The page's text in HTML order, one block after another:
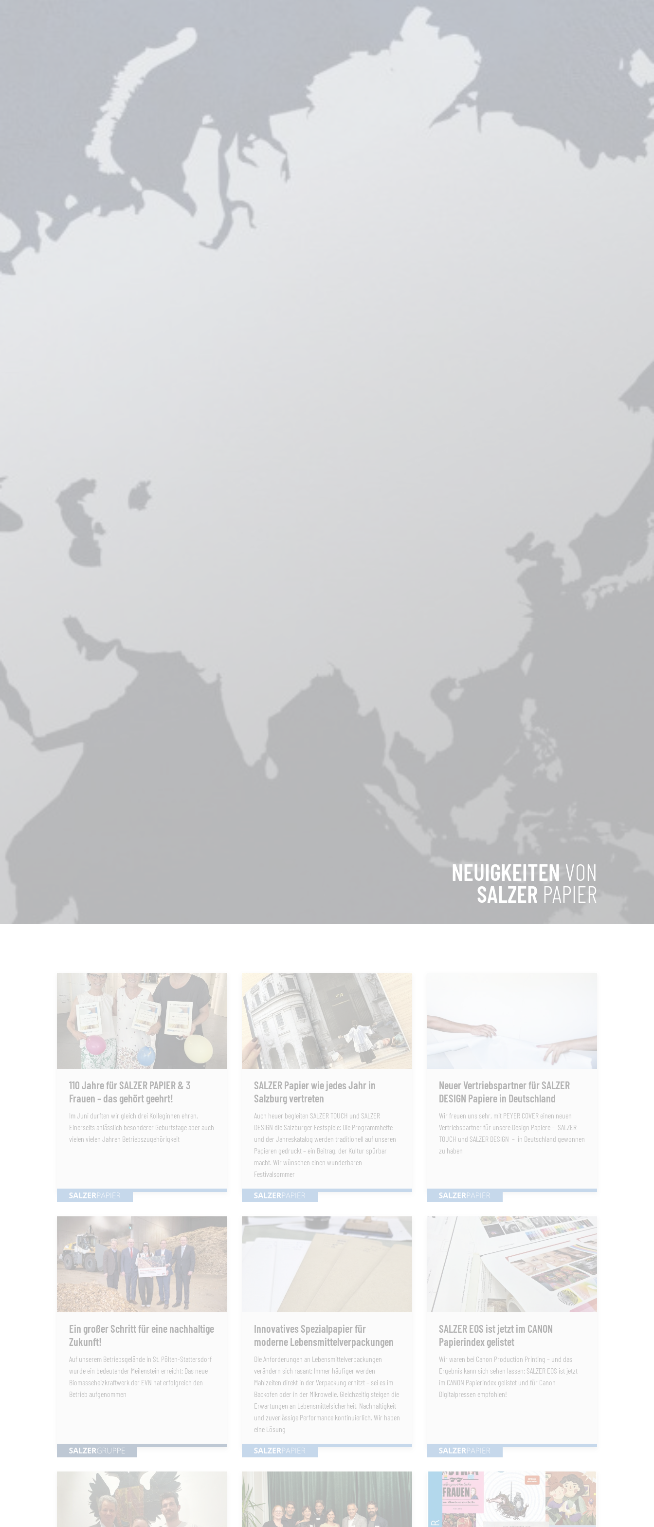
NEUIGKEITEN VON
SALZER PAPIER
110 Jahre für SALZER PAPIER & 3
Frauen – das gehört geehrt!
Im Juni durften wir gleich drei Kolleginnen ehren.
Einerseits anlässlich besonderer Geburtstage aber auch
vielen vielen Jahren Betriebszugehörigkeit
SALZER Papier wie jedes Jahr in
Salzburg vertreten
Auch heuer begleiten SALZER TOUCH und SALZER
DESIGN die Salzburger Festspiele: Die Programmhefte
und der Jahreskatalog werden traditionell auf unseren
Papieren gedruckt – ein Beitrag, der Kultur spürbar
macht. Wir wünschen einen wunderbaren
Festivalsommer
Neuer Vertriebspartner für SALZER
DESIGN Papiere in Deutschland
Wir freuen uns sehr, mit PEYER COVER einen neuen
Vertriebspartner für unsere Design Papiere – SALZER
TOUCH und SALZER DESIGN – in Deutschland gewonnen
zu haben
Ein großer Schritt für eine nachhaltige
Zukunft!
Auf unserem Betriebsgelände in St. Pölten-Stattersdorf
wurde ein bedeutender Meilenstein erreicht: Das neue
Biomasseheizkraftwerk der EVN hat erfolgreich den
Betrieb aufgenommen
Innovatives Spezialpapier für
moderne Lebensmittelverpackungen
Die Anforderungen an Lebensmittelverpackungen
verändern sich rasant: Immer häufiger werden
Mahlzeiten direkt in der Verpackung erhitzt – sei es im
Backofen oder in der Mikrowelle. Gleichzeitig steigen die
Erwartungen an Lebensmittelsicherheit, Nachhaltigkeit
und zuverlässige Performance kontinuierlich. Wir haben
eine Lösung
SALZER EOS ist jetzt im CANON
Papierindex gelistet
Wir waren bei Canon Production Printing – und das
Ergebnis kann sich sehen lassen: SALZER EOS ist jetzt
im CANON Papierindex gelistet und für Canon
Digitalpressen empfohlen!